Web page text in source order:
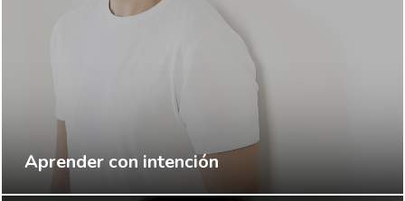
Aprender con intención